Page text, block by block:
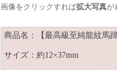
画像をクリックすれば拡大写真が
商品名：【最高級至純龍紋馬
サイズ：約12×37mm